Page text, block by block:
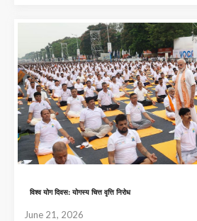
विश्व योग दिवस: योगस्य चित्त वृत्ति निरोध
June 21, 2026